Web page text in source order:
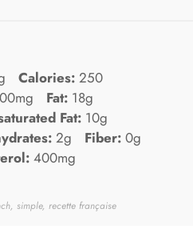
Calories: 250
Fat: 18g
Fat: 10g
2g Fiber: 0g
400mg
simple, recette française